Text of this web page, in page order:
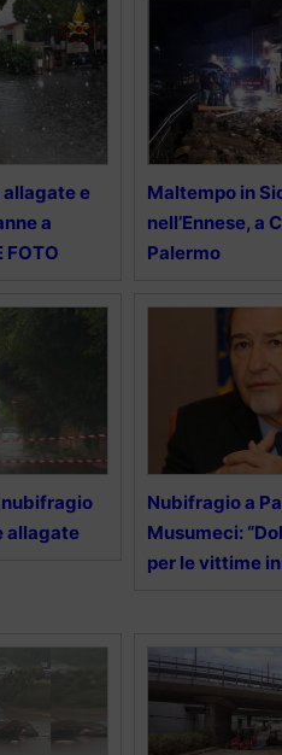
e
a
FOTO
Maltempo in
nell’Ennese, a
Palermo
allagate
Nubifragio a
Musumeci:
per le vittime